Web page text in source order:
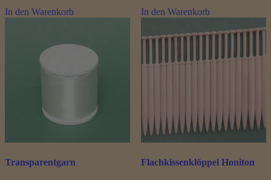
In den Warenkorb
Transparentgarn
In den Warenkorb
Flachkissenklöppel Honiton